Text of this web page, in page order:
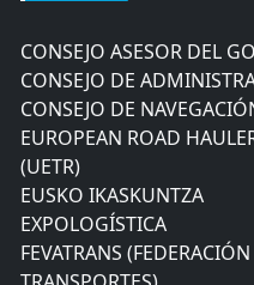
CONSEJO ASESOR DEL
CONSEJO DE
CONSEJO DE
EUROPEAN ROAD
(UETR)
EUSKO IKASKUNTZA
EXPOLOGÍSTICA
FEVATRANS
TRANSPORTES)